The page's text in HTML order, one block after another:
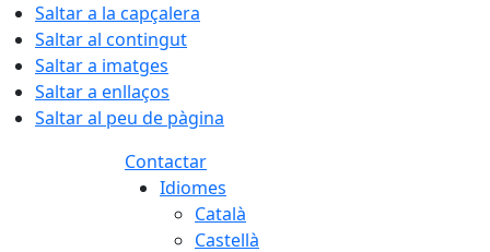
Saltar a la capçalera
Saltar al contingut
Saltar a imatges
Saltar a enllaços
Saltar al peu de pàgina
Contactar
Idiomes
Català
Castellà